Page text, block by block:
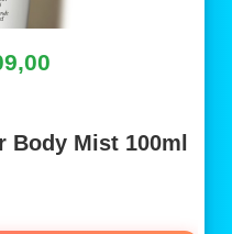
Body Mist 100ml